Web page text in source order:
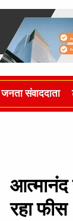
जनता संवाददाता
आत्मानंद
रहा फीस